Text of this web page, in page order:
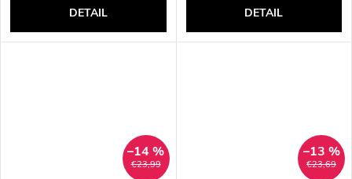
DETAIL DETAIL
€23,99
–14 %
€23,69
–13 %